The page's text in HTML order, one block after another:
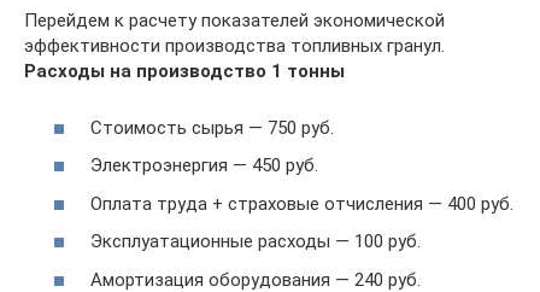
Перейдем к расчету показателей экономической
эффективности производства топливных гранул.
Расходы на производство 1 тонны
Стоимость сырья — 750 руб.
Электроэнергия — 450 руб.
Оплата труда + страховые отчисления — 400 руб.
Эксплуатационные расходы — 100 руб.
Амортизация оборудования — 240 руб.